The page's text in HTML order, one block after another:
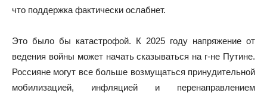
что поддержка фактически ослабнет.
Это было бы катастрофой. К 2025 году напряжение от
ведения войны может начать сказываться на г-не Путине.
Россияне могут все больше возмущаться принудительной
мобилизацией, инфляцией и перенаправлением